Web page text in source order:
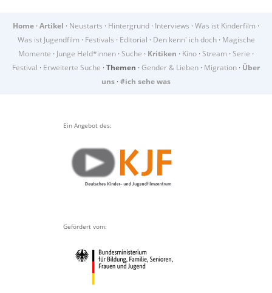
Home · Artikel · Neustarts · Hintergrund · Interviews · Was ist Kinderfilm ·
Was ist Jugendfilm · Festivals · Editorial · Den kenn' ich doch· Magische
Momente · Junge Held*innen · Suche · Kritiken · Kino · Stream · Serie ·
Festival · Erweiterte Suche · Themen · Gender & Lieben · Migration · Über
uns · #ich sehe was
Ein Angebot des:
Gefördert vom: